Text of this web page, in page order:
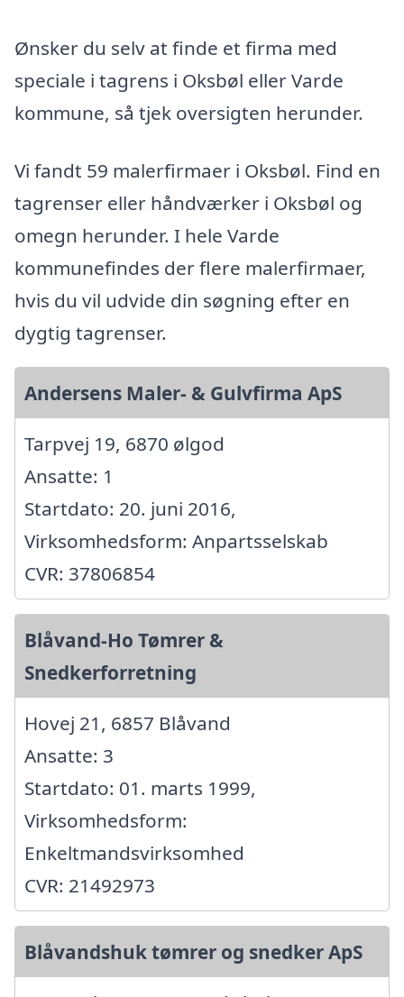
Ønsker du selv at finde et firma med
speciale i tagrens i Oksbøl eller Varde
kommune, så tjek oversigten herunder.
Vi fandt 59 malerfirmaer i Oksbøl. Find en
tagrenser eller håndværker i Oksbøl og
omegn herunder. I hele Varde
kommunefindes der flere malerfirmaer,
hvis du vil udvide din søgning efter en
dygtig tagrenser.
Andersens Maler- & Gulvfirma ApS
Tarpvej 19, 6870 ølgod
Ansatte: 1
Startdato: 20. juni 2016,
Virksomhedsform: Anpartsselskab
CVR: 37806854
Blåvand-Ho Tømrer &
Snedkerforretning
Hovej 21, 6857 Blåvand
Ansatte: 3
Startdato: 01. marts 1999,
Virksomhedsform:
Enkeltmandsvirksomhed
CVR: 21492973
Blåvandshuk tømrer og snedker ApS